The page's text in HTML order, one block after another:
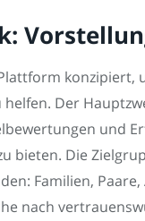
konzipiert,
Der
und
bieten. Die
Familien,
nach